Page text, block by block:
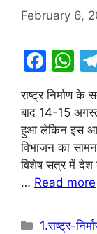
February 6,
F
a
c
e
b
o
o
k
W
h
at
s
A
p
p
राष्ट्र निर्माण के
बाद 14-15
हुआ लेकिन इस
विभाजन का
विशेष सत्र में देश
… Read more
1.राष्ट्र-